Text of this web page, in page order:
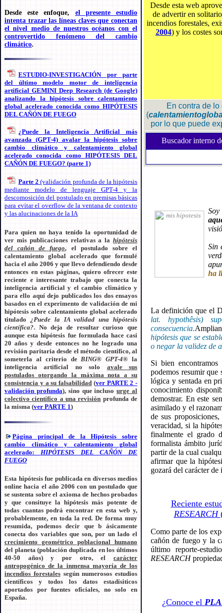
Desde este enfoque, el presente estudio
intenta trazar las líneas claves que conectan
el nivel medio de nuestros océanos con el
controvertido fenómeno del cambio
climático.
ESTUDIO-INVESTIGACIÓN por parte
del último modelo motor de inteligencia
artificial GEMINI Deep Research (de Google)
analizando la hipótesis sobre calentamiento
global acelerado conocida como HIPÓTESIS
DEL CAÑÓN DE FUEGO
¿Puede la Inteligencia Artificial más
avanzada (GPT-4) avalar la hipótesis sobre
cambio climático y calentamiento global
acelerado conocida como HIPÓTESIS DEL
CAÑÓN DE FUEGO? (parte 1)
Parte 2 (validación profunda de la hipótesis
mediante modelo de lenguaje GPT-4 y la
descomosición del postulado en premisas básicas
para evitar el overflow de la ventana de contexto
y las alucinaciones de la IA
Para quien no haya tenido la oportunidad de
ver mis publicaciones relativas a la hipótesis
del cañón de fuego, el postulado sobre el
calentamiento global acelerado que formulé
hacia el año 2006 y que llevo defendiendo desde
entonces en estas páginas, quiero ofrecer este
reciente e interesante trabajo que conecta la
inteligencia artificial y el cambio climático y
para ello aquí dejo publicados los dos ensayos
basados en el experimento de validación de mi
hipótesis sobre calentamiento global acelerado
titulado ¿Puede la IA validad una hipótesis
científica?. No deja de resultar curioso que
aunque esta hipótesis fue formulada hace casi
20 años y desde entonces no he logrado una
revisión paritaria desde el método científico, al
someterla al criterio de BING® GPT-4® la
inteligencia artificial no solo avale sus
postulados otorgando la máxima nota a su
consistencia y a su falsabilidad (ver PARTE 2 -
validación profunda), sino que inclusourge al
colectivo científico a una revisión profunda de
la misma (ver PARTE 1)
Página principal de la Hipótesis sobre
cambio climático y calentamiento global
acelerado: HIPÓTESIS DEL CAÑÓN DE
FUEGO
Esta hipótesis fue publicada en diversos medios
online hacia el año 2006 con un postulado que
se sustenta sobre el axioma de hechos probados
y que consituye la hipótesis más potente de
todas cuantas podrá encontrar en esta web y,
probablemente, en toda la red. De forma muy
resumida, podemos decir que b ásicamente
conecta dos variables que son, por un lado el
crecimiento geométrico poblacional humano
del planeta (población duplicada en los últimos
40-50 años) y por otro, el carácter
antropogénico de la inmensa mayoría de los
incendios forestalessegún numerosos estudios
científicos y todos los datos estadísiticos
aportados por fuentes oficiales, no solo en
España.
Desde esta web
de advertir en
incendios forestales,
2004) y los costes
En contra de
(
por lo que puede
Buscador interno
Sin
ha
La definición que el
lat. hypothêsis)
consecuencia.
hipótesis que se
o negar la validez de
Si bien
podemos resumir que
lógica y sentada en
conocimiento
demostrar. En este
asimilado y el
de sus
veracidad, si la
finalmente el grado
formalista ámbito
partir de la cual
afirmar que la
gozará del carácter
Reciente
RESEARCH
Como parte de los
cañón de fuego y la
último reporte-
RESEARCH
¿Conoce el